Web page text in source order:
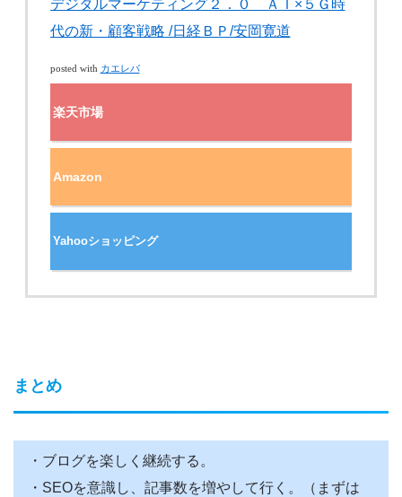
デジタルマーケティング２．０ ＡＩ×５Ｇ時
代の新・顧客戦略 /日経ＢＰ/安岡寛道
posted with カエレバ
楽天市場
Amazon
Yahooショッピング
まとめ
・ブログを楽しく継続する。
・SEOを意識し、記事数を増やして行く。（まずは